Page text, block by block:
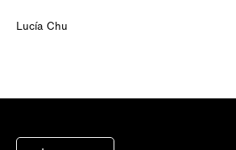
Lucía Chu